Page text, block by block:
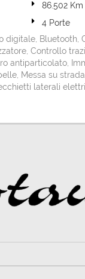
86.502 Km
4 Porte
digitale, Bluetooth,
Controllo
antiparticolato,
Messa su
laterali